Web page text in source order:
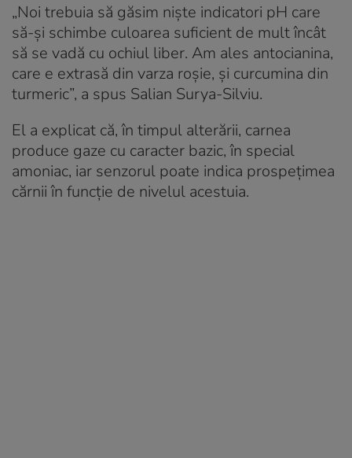
„Noi trebuia să găsim nişte indicatori pH care
să-şi schimbe culoarea suficient de mult încât
să se vadă cu ochiul liber. Am ales antocianina,
care e extrasă din varza roşie, şi curcumina din
turmeric”, a spus Salian Surya-Silviu.
El a explicat că, în timpul alterării, carnea
produce gaze cu caracter bazic, în special
amoniac, iar senzorul poate indica prospețimea
cărnii în funcție de nivelul acestuia.